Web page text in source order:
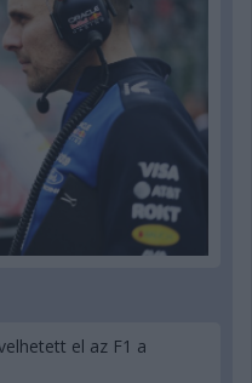
el az F1 a